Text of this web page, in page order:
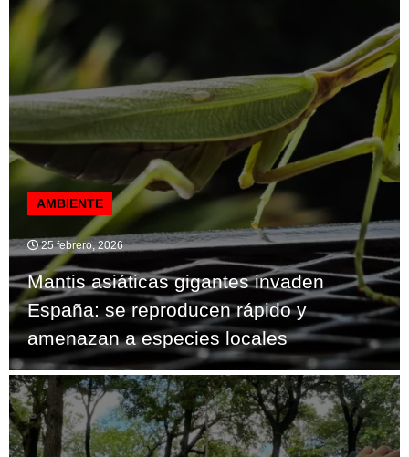
AMBIENTE
25 febrero, 2026
Mantis asiáticas gigantes invaden
España: se reproducen rápido y
amenazan a especies locales